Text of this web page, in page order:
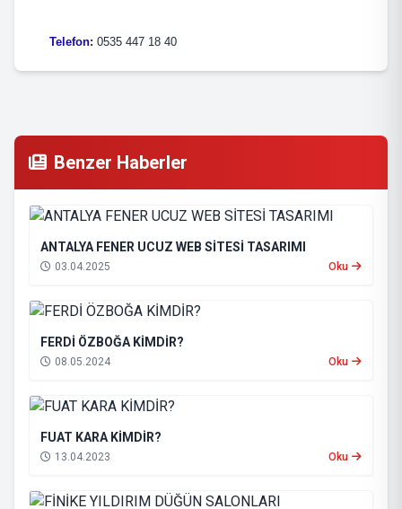
Telefon: 0535 447 18 40
Benzer Haberler
ANTALYA FENER UCUZ WEB SİTESİ TASARIMI
03.04.2025 Oku
FERDİ ÖZBOĞA KİMDİR?
08.05.2024 Oku
FUAT KARA KİMDİR?
13.04.2023 Oku